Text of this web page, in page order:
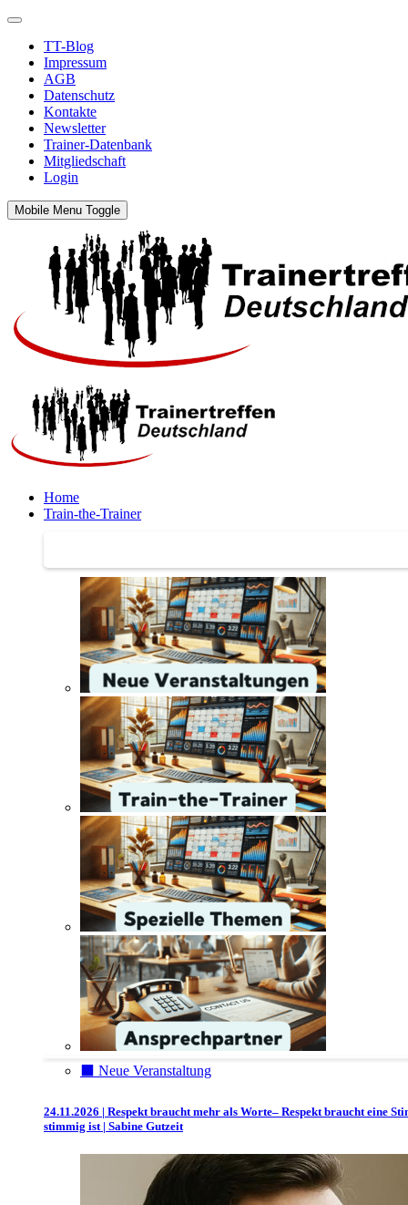
TT-Blog
Impressum
AGB
Datenschutz
Kontakte
Newsletter
Trainer-Datenbank
Mitgliedschaft
Login
Mobile Menu Toggle
Home
Train-the-Trainer
⬛️ Neue Veranstaltung
24.11.2026 | Respekt braucht mehr als Worte– Respekt braucht eine
stimmig ist | Sabine Gutzeit